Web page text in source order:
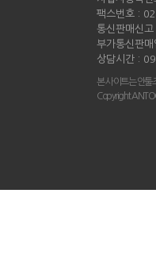
팩스번호 :
통신판매신
부가통신판
상담시간 :
본 사이트는 안툴
Copyright